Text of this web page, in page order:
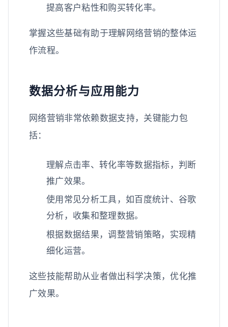
提高客户粘性和购买转化率。
掌握这些基础有助于理解网络营销的整体运
作流程。
数据分析与应用能力
网络营销非常依赖数据支持，关键能力包
括：
理解点击率、转化率等数据指标，判断
推广效果。
使用常见分析工具，如百度统计、谷歌
分析，收集和整理数据。
根据数据结果，调整营销策略，实现精
细化运营。
这些技能帮助从业者做出科学决策，优化推
广效果。